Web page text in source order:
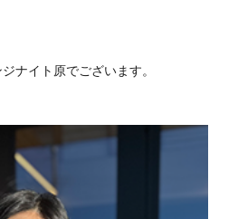
ナイト原でございます。